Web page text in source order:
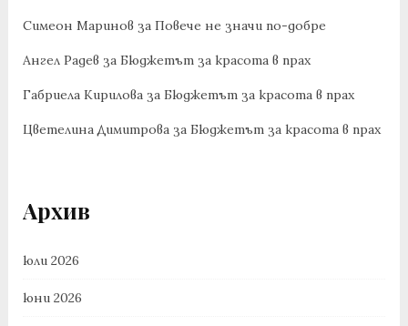
Симеон Маринов за Повече не значи по-добре
Ангел Радев за Бюджетът за красота в прах
Габриела Кириловаза Бюджетът за красота в прах
Цветелина Димитроваза Бюджетът за красота в прах
Архив
юли 2026
юни 2026